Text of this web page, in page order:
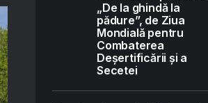
„De la ghindă la
pădure”, de Ziua
Mondială pentru
Combaterea
Deșertificării și a
Secetei